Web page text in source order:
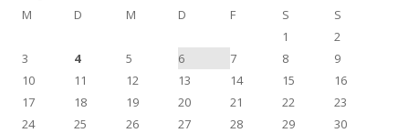
M
D M D F S
S
1
2
3
4 5 6 7 8
9
10
11 12 13 14 15
16
17
18 19 20 21 22
23
24
25 26 27 28 29
30